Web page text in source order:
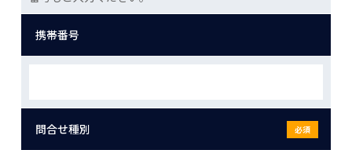
携帯番号
問合せ種別 必須